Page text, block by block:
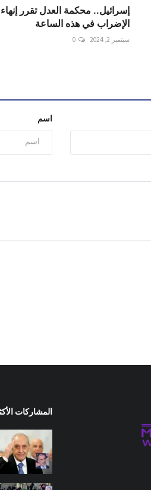
إسرائيل.. محكمة العدل تقرر إنهاء
الإضراب في هذه الساعة
سبتمبر 2, 2024 0
اسم
المشاركات